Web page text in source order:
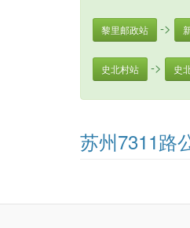
黎里邮政站 ->
史北村站 -> 史
苏州7311路